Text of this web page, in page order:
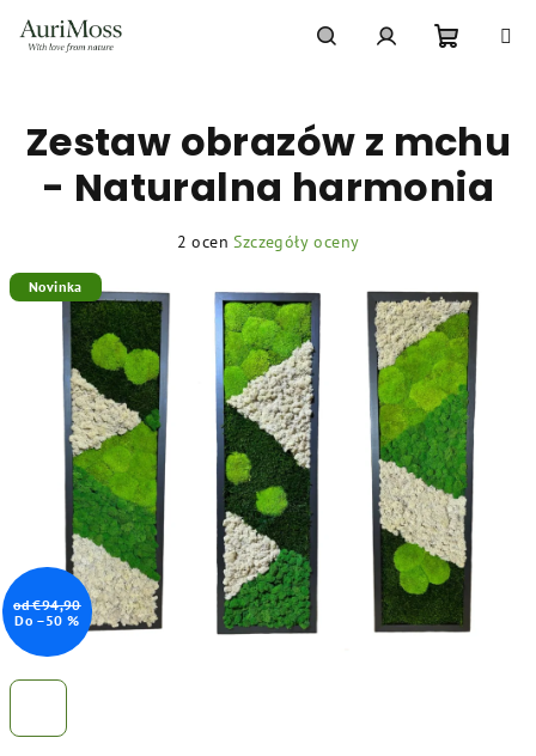
się
Zestaw obrazów z mchu
- Naturalna harmonia
Średnia
produktu
wynosi
gwiazdek.
2 ocen Szczegóły oceny
Novinka
od €94,90
Do –50 %